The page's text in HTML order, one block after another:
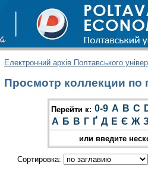
Електронний архів Полтавського
Просмотр коллекции по
Перейти к: 0-9 A B C
А Б В Г Ґ Д Е Є Ж
или введите
Сортировка: